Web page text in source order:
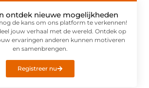
ontdek nieuwe mogelijkheden
de kans om ons platform te verkennen!
jouw verhaal met de wereld. Ontdek op
ervaringen anderen kunnen motiveren
en samenbrengen.
Registreer nu